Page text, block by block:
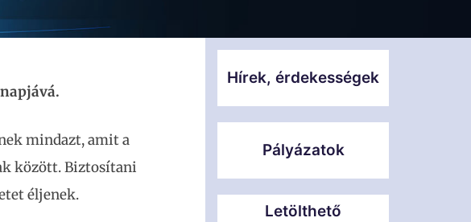
mindazt, amit a
között. Biztosítani
éljenek.
Hírek, érdekességek
Pályázatok
Letölthető